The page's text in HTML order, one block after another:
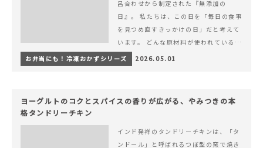
呂合わせから制定された『無添加の
日』。 私たちは、この日を「毎日の食事
を見つめ直すきっかけの日」だと考えて
います。 どんな原材料が使われているの
か。 どのようにつくられているのか。&
hellip; 続きを読む 【6月10日（無添加
お弁当にも！冷凍おかずシリーズ 2026.05.01
ヨーグルトのコクとスパイスの香りが広がる、やみつきの本
格タンドリーチキン
インド発祥のタンドリーチキンは、「タ
ンドール」と呼ばれるつぼ型の窯で焼き